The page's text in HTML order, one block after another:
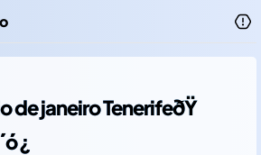
de janeiro TenerifeðŸ
¿